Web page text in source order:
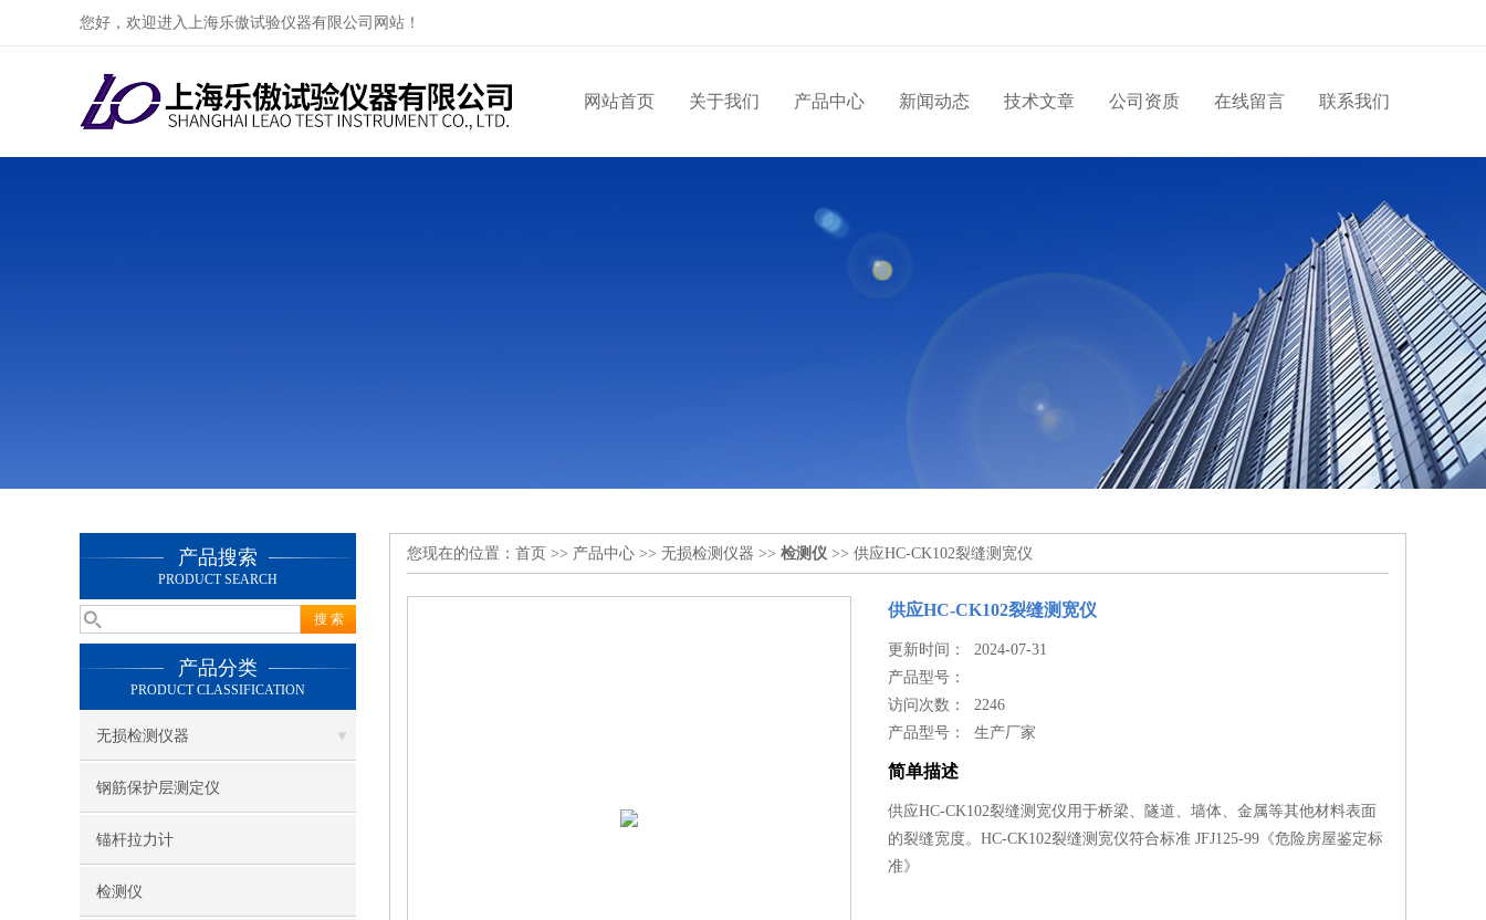
您好，欢迎进入上海乐傲试验仪器有限公司网站！
网站首页 关于我们 产品中心 新闻动态 技术文章 公司资质 在线留言 联系我们
产品搜索
PRODUCT SEARCH
产品分类
PRODUCT CLASSIFICATION
无损检测仪器
钢筋保护层测定仪
锚杆拉力计
检测仪
您现在的位置： 首页 >> 产品中心 >> 无损检测仪器 >> 检测仪 >> 供应HC-CK102裂缝测宽仪
供应HC-CK102裂缝测宽仪
更新时间： 2024-07-31
产品型号：
访问次数： 2246
产品型号： 生产厂家
简单描述
供应HC-CK102裂缝测宽仪用于桥梁、隧道、墙体、金属等其他材料表面
的裂缝宽度。HC-CK102裂缝测宽仪符合标准 JFJ125-99《危险房屋鉴定标
准》